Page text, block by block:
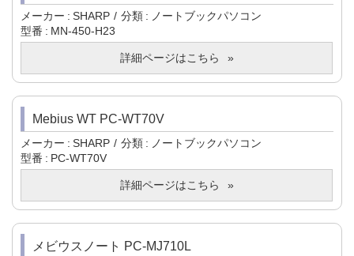
メーカー SHARP 分類
ノートブックパソコン
型番
MN-450-H23
詳細ページはこちら
Mebius WT PC-WT70V
メーカー SHARP 分類
ノートブックパソコン
型番
PC-WT70V
詳細ページはこちら
メビウスノート PC-MJ710L